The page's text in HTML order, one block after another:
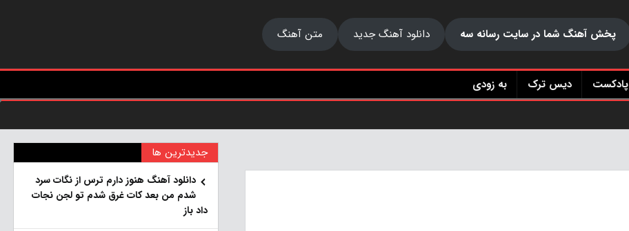
پخش آهنگ شما در سایت رسانه سه دانلود آهنگ جدید متن آهنگ
پادکست دیس ترک به زودی
جدیدترین ها
دانلود آهنگ هنو‌ز دارم ترس از نگات سرد
شدم من بعد کات غرق شدم تو لجن نجات
داد باز